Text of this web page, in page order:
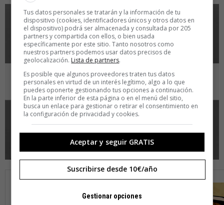
Tus datos personales se tratarán y la información de tu
dispositivo (cookies, identificadores únicos y otros datos en
el dispositivo) podrá ser almacenada y consultada por 205
partners y compartida con ellos, o bien usada
específicamente por este sitio. Tanto nosotros como
nuestros partners podemos usar datos precisos de
geolocalización. Lista de partners.
Es posible que algunos proveedores traten tus datos
personales en virtud de un interés legítimo, algo a lo que
puedes oponerte gestionando tus opciones a continuación.
En la parte inferior de esta página o en el menú del sitio,
busca un enlace para gestionar o retirar el consentimiento en
la configuración de privacidad y cookies.
Aceptar y seguir GRATIS
Suscribirse desde 10€/año
Gestionar opciones